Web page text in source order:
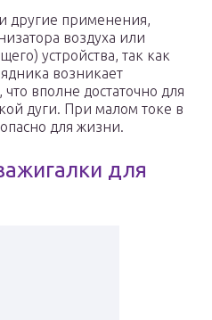
другие применения,
воздуха или
устройства, так как
возникает
вполне достаточно для
дуги. При малом токе в
для жизни.
для